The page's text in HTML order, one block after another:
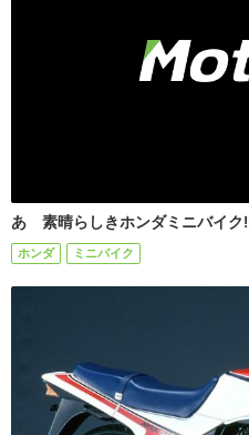
あゝ素晴らしきホンダミニバイク
ホンダ ミニバイク